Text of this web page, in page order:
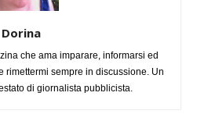
Dorina
che ama imparare, informarsi ed
rimettermi sempre in discussione. Un
di giornalista pubblicista.